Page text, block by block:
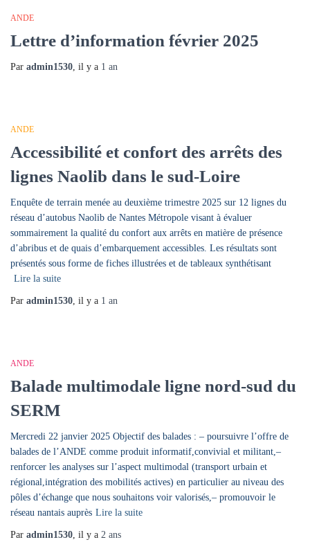
ANDE
Lettre d’information février 2025
Par admin1530, il y a 1 an
ANDE
Accessibilité et confort des arrêts des
lignes Naolib dans le sud-Loire
Enquête de terrain menée au deuxième trimestre 2025 sur 12 lignes du
réseau d’autobus Naolib de Nantes Métropole visant à évaluer
sommairement la qualité du confort aux arrêts en matière de présence
d’abribus et de quais d’embarquement accessibles. Les résultats sont
présentés sous forme de fiches illustrées et de tableaux synthétisant
Lire la suite
Par admin1530, il y a 1 an
ANDE
Balade multimodale ligne nord-sud du
SERM
Mercredi 22 janvier 2025 Objectif des balades : – poursuivre l’offre de
balades de l’ANDE comme produit informatif,convivial et militant,–
renforcer les analyses sur l’aspect multimodal (transport urbain et
régional,intégration des mobilités actives) en particulier au niveau des
pôles d’échange que nous souhaitons voir valorisés,– promouvoir le
réseau nantais auprès Lire la suite
Par admin1530, il y a 2 ans